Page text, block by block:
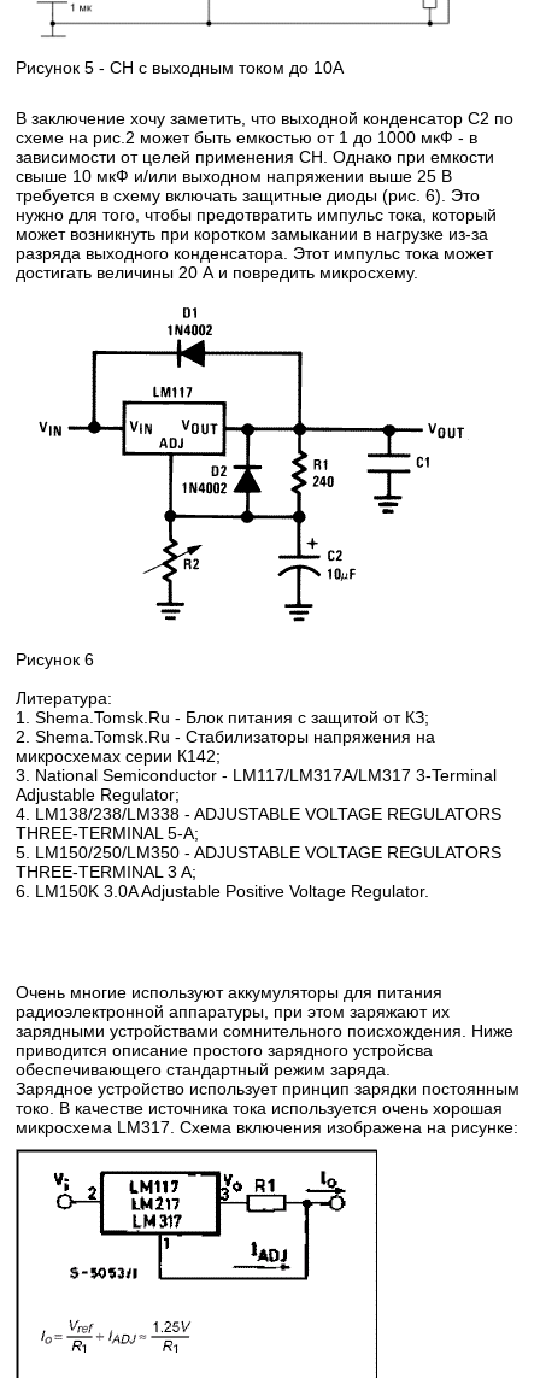
Рисунок 5 - СН с выходным током до 10А
В заключение хочу заметить, что выходной конденсатор С2 по
схеме на рис.2 может быть емкостью от 1 до 1000 мкФ - в
зависимости от целей применения СН. Однако при емкости
свыше 10 мкФ и/или выходном напряжении выше 25 В
требуется в схему включать защитные диоды (рис. 6). Это
нужно для того, чтобы предотвратить импульс тока, который
может возникнуть при коротком замыкании в нагрузке из-за
разряда выходного конденсатора. Этот импульс тока может
достигать величины 20 А и повредить микросхему.
Рисунок 6
Литература:
1. Shema.Tomsk.Ru - Блок питания с защитой от КЗ;
2. Shema.Tomsk.Ru - Стабилизаторы напряжения на
микросхемах серии К142;
3. National Semiconductor - LM117/LM317A/LM317 3-Terminal
Adjustable Regulator;
4. LM138/238/LM338 - ADJUSTABLE VOLTAGE REGULATORS
THREE-TERMINAL 5-A;
5. LM150/250/LM350 - ADJUSTABLE VOLTAGE REGULATORS
THREE-TERMINAL 3 A;
6. LM150K 3.0A Adjustable Positive Voltage Regulator.
Очень многие используют аккумуляторы для питания
радиоэлектронной аппаратуры, при этом заряжают их
зарядными устройствами сомнительного поисхождения. Ниже
приводится описание простого зарядного устройсва
обеспечивающего стандартный режим заряда.
Зарядное устройство использует принцип зарядки постоянным
токо. В качестве источника тока используется очень хорошая
микросхема LM317. Схема включения изображена на рисунке: